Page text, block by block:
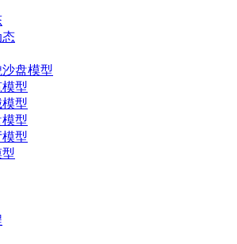
态
盘模型
型
型
型
型